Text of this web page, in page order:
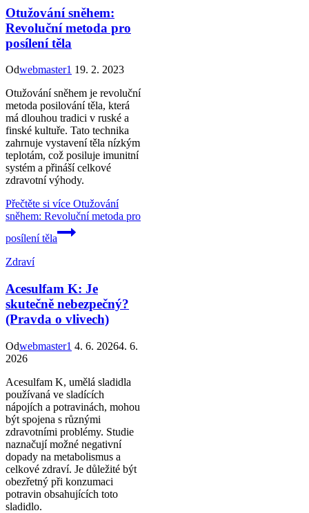
Otužování sněhem:
Revoluční metoda pro
posílení těla
Odwebmaster1 19. 2. 2023
Otužování sněhem je revoluční
metoda posilování těla, která
má dlouhou tradici v ruské a
finské kultuře. Tato technika
zahrnuje vystavení těla nízkým
teplotám, což posiluje imunitní
systém a přináší celkové
zdravotní výhody.
Přečtěte si více Otužování
sněhem: Revoluční metoda pro
posílení těla
Zdraví
Acesulfam K: Je
skutečně nebezpečný?
(Pravda o vlivech)
Odwebmaster1 4. 6. 20264. 6.
2026
Acesulfam K, umělá sladidla
používaná ve sladících
nápojích a potravinách, mohou
být spojena s různými
zdravotními problémy. Studie
naznačují možné negativní
dopady na metabolismus a
celkové zdraví. Je důležité být
obezřetný při konzumaci
potravin obsahujících toto
sladidlo.